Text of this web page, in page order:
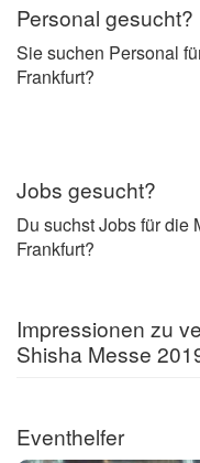
Personal gesucht?
Sie suchen Personal
Frankfurt?
Jobs gesucht?
Du suchst Jobs für die
Frankfurt?
Impressionen zu
Shisha Messe
Eventhelfer